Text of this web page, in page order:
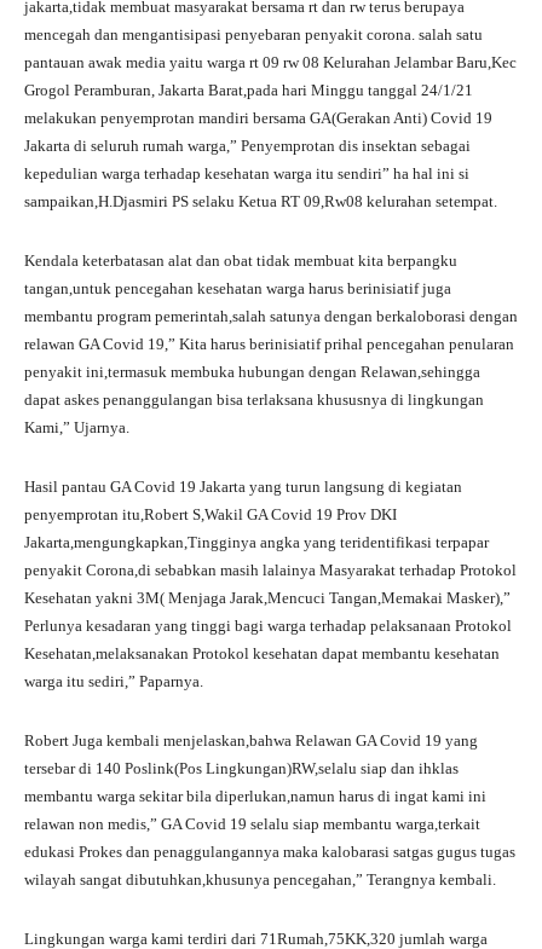
jakarta,tidak membuat masyarakat bersama rt dan rw terus berupaya
mencegah dan mengantisipasi penyebaran penyakit corona. salah satu
pantauan awak media yaitu warga rt 09 rw 08 Kelurahan Jelambar Baru,Kec
Grogol Peramburan, Jakarta Barat,pada hari Minggu tanggal 24/1/21
melakukan penyemprotan mandiri bersama GA(Gerakan Anti) Covid 19
Jakarta di seluruh rumah warga,” Penyemprotan dis insektan sebagai
kepedulian warga terhadap kesehatan warga itu sendiri” ha hal ini si
sampaikan,H.Djasmiri PS selaku Ketua RT 09,Rw08 kelurahan setempat.
Kendala keterbatasan alat dan obat tidak membuat kita berpangku
tangan,untuk pencegahan kesehatan warga harus berinisiatif juga
membantu program pemerintah,salah satunya dengan berkaloborasi dengan
relawan GA Covid 19,” Kita harus berinisiatif prihal pencegahan penularan
penyakit ini,termasuk membuka hubungan dengan Relawan,sehingga
dapat askes penanggulangan bisa terlaksana khususnya di lingkungan
Kami,” Ujarnya.
Hasil pantau GA Covid 19 Jakarta yang turun langsung di kegiatan
penyemprotan itu,Robert S,Wakil GA Covid 19 Prov DKI
Jakarta,mengungkapkan,Tingginya angka yang teridentifikasi terpapar
penyakit Corona,di sebabkan masih lalainya Masyarakat terhadap Protokol
Kesehatan yakni 3M( Menjaga Jarak,Mencuci Tangan,Memakai Masker),”
Perlunya kesadaran yang tinggi bagi warga terhadap pelaksanaan Protokol
Kesehatan,melaksanakan Protokol kesehatan dapat membantu kesehatan
warga itu sediri,” Paparnya.
Robert Juga kembali menjelaskan,bahwa Relawan GA Covid 19 yang
tersebar di 140 Poslink(Pos Lingkungan)RW,selalu siap dan ihklas
membantu warga sekitar bila diperlukan,namun harus di ingat kami ini
relawan non medis,” GA Covid 19 selalu siap membantu warga,terkait
edukasi Prokes dan penaggulangannya maka kalobarasi satgas gugus tugas
wilayah sangat dibutuhkan,khusunya pencegahan,” Terangnya kembali.
Lingkungan warga kami terdiri dari 71Rumah,75KK,320 jumlah warga